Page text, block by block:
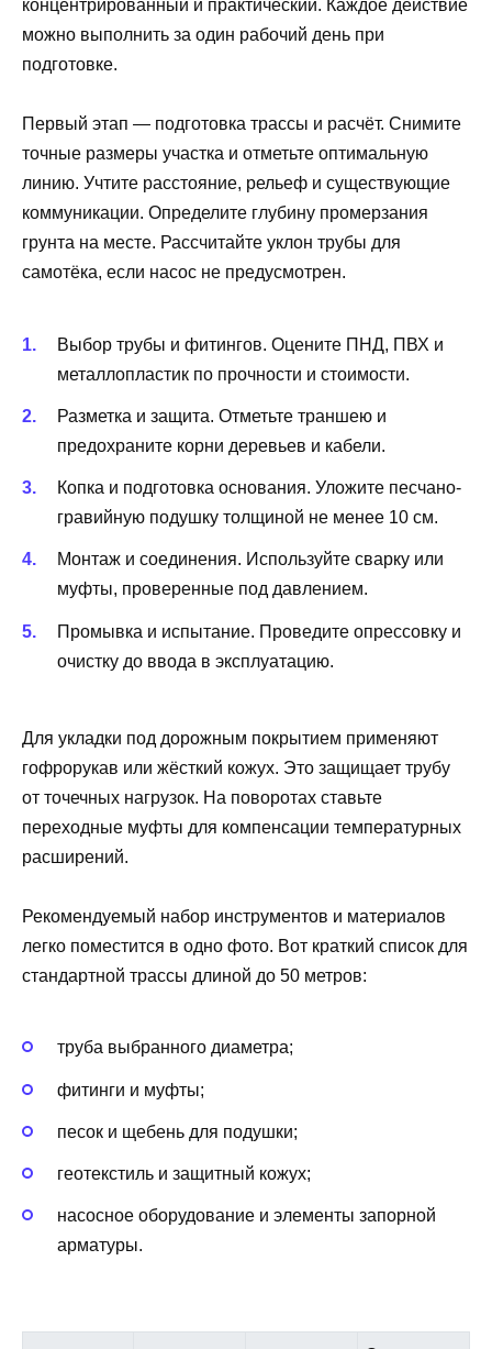
концентрированный и практический. Каждое действие
можно выполнить за один рабочий день при
подготовке.
Первый этап — подготовка трассы и расчёт. Снимите
точные размеры участка и отметьте оптимальную
линию. Учтите расстояние, рельеф и существующие
коммуникации. Определите глубину промерзания
грунта на месте. Рассчитайте уклон трубы для
самотёка, если насос не предусмотрен.
Выбор трубы и фитингов. Оцените ПНД, ПВХ и
металлопластик по прочности и стоимости.
Разметка и защита. Отметьте траншею и
предохраните корни деревьев и кабели.
Копка и подготовка основания. Уложите песчано-
гравийную подушку толщиной не менее 10 см.
Монтаж и соединения. Используйте сварку или
муфты, проверенные под давлением.
Промывка и испытание. Проведите опрессовку и
очистку до ввода в эксплуатацию.
Для укладки под дорожным покрытием применяют
гофрорукав или жёсткий кожух. Это защищает трубу
от точечных нагрузок. На поворотах ставьте
переходные муфты для компенсации температурных
расширений.
Рекомендуемый набор инструментов и материалов
легко поместится в одно фото. Вот краткий список для
стандартной трассы длиной до 50 метров:
труба выбранного диаметра;
фитинги и муфты;
песок и щебень для подушки;
геотекстиль и защитный кожух;
насосное оборудование и элементы запорной
арматуры.